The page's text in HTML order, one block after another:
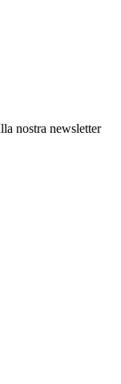
nostra newsletter